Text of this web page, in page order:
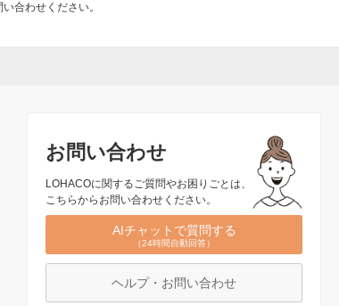
合わせください。
お問い合わせ
LOHACOに関するご質問やお困りごとは、
こちらからお問い合わせください。
AIチャットで質問する
（24時間自動回答）
ヘルプ・お問い合わせ